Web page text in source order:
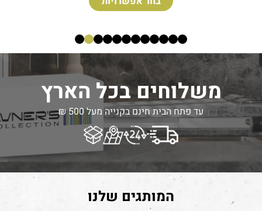
משלוחים בכל הארץ
עד פתח הבית חינם בקנייה מעל 500 ₪
המותגים שלנו